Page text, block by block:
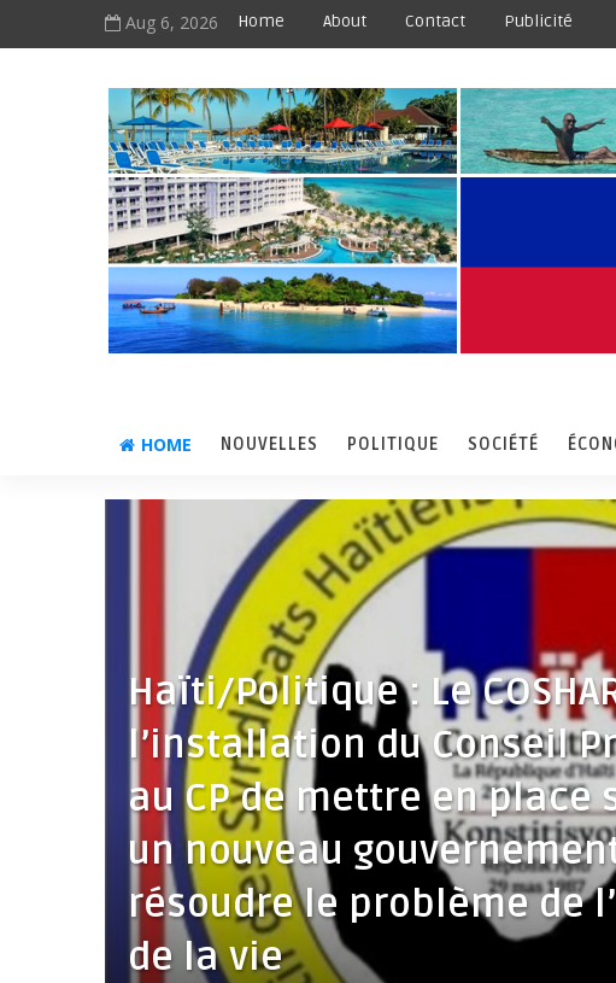
Aug 6, 2026 Home About Contact Publicité
HOME NOUVELLES POLITIQUE SOCIÉTÉ
Haïti/Politique : Le
l’installation du Conseil
au CP de mettre en
un nouveau
résoudre le problème de
de la vie